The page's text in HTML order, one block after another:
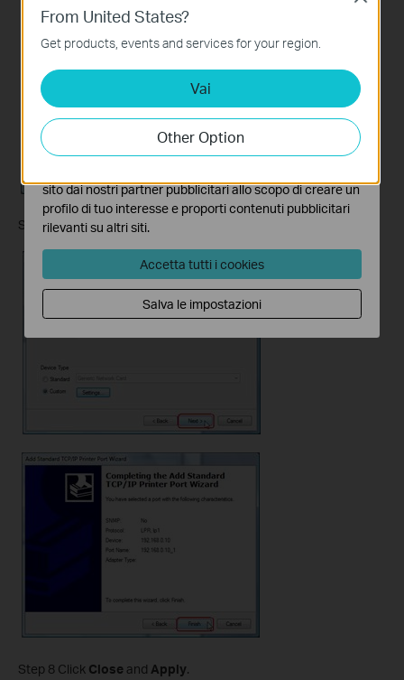
Step 7 ClickNext,Finish
Step 8 Click Close and Apply.
From United States?
Get products, events and services for your region.
Vai
Other Option
Questi cookies sono necessari per il corretto
funzionamento del sito e non possono essere disattivati
nel tuo sistema.
Analytics e Marketing Cookies
I cookies analitici ci permettono di analizzare le tue
attività sul nostro sito allo scopo di migliorarne le
funzionalità.
sito dai nostri partner pubblicitari allo scopo di creare un
profilo di tuo interesse e proporti contenuti pubblicitari
rilevanti su altri siti.
Accetta tutti i cookies
Salva le impostazioni